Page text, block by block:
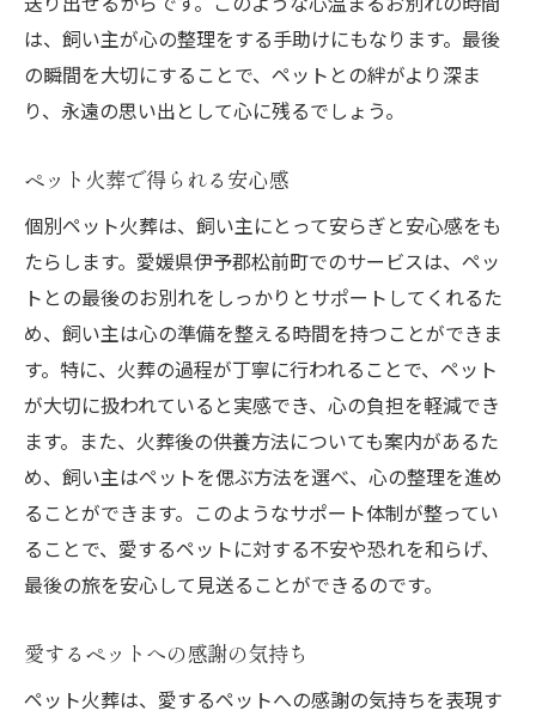
は、飼い主が心の整理をする手助けにもなります。最後
の瞬間を大切にすることで、ペットとの絆がより深ま
り、永遠の思い出として心に残るでしょう。
ペット火葬で得られる安心感
個別ペット火葬は、飼い主にとって安らぎと安心感をも
たらします。愛媛県伊予郡松前町でのサービスは、ペッ
トとの最後のお別れをしっかりとサポートしてくれるた
め、飼い主は心の準備を整える時間を持つことができま
す。特に、火葬の過程が丁寧に行われることで、ペット
が大切に扱われていると実感でき、心の負担を軽減でき
ます。また、火葬後の供養方法についても案内があるた
め、飼い主はペットを偲ぶ方法を選べ、心の整理を進め
ることができます。このようなサポート体制が整ってい
ることで、愛するペットに対する不安や恐れを和らげ、
最後の旅を安心して見送ることができるのです。
愛するペットへの感謝の気持ち
ペット火葬は、愛するペットへの感謝の気持ちを表現す